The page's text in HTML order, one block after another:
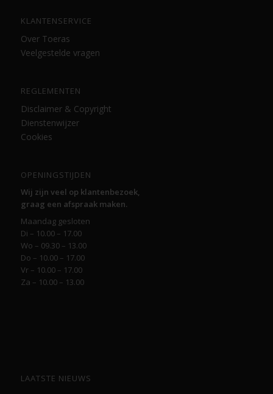
KLANTENSERVICE
Over Toeras
Veelgestelde vragen
REGLEMENTEN
Disclaimer & Copyright
Dienstenwijzer
Cookies
OPENINGSTIJDEN
Wij zijn veel op klantenbezoek,
graag een afspraak maken.
Maandag gesloten
Di – 10.00 – 17.00
Wo – 09.30 – 13.00
Do – 10.00 – 17.00
Vr – 10.00 – 17.00
Za – 10.00 – 13.00
LAATSTE NIEUWS